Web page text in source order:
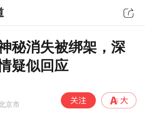
秘消失被绑架，深
疑似回应
京市